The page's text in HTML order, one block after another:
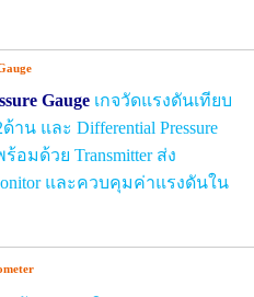
Gauge เกจวัดแรงดันเทียบ
าน และ Differential Pressure
ร้อมด้วย Transmitterส่ง
และควบคุมค่าแรงดันใน